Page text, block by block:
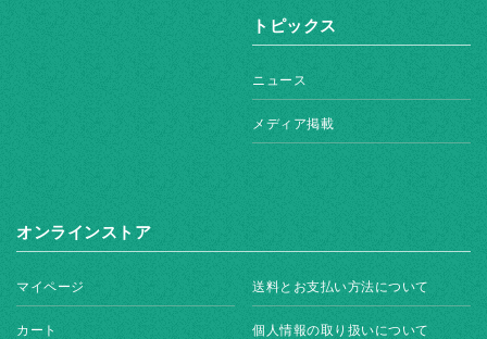
トピックス
ニュース
メディア掲載
オンラインストア
マイページ
カート
送料とお支払い方法について
個人情報の取り扱いについて